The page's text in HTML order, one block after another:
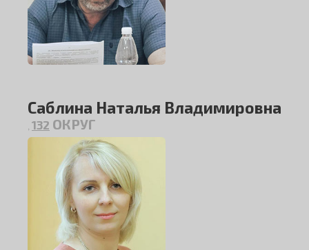
Саблина Наталья Владимировна
132 ОКРУГ